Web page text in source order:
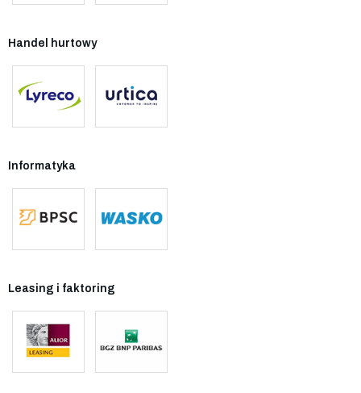
Handel hurtowy
Informatyka
Leasing i faktoring